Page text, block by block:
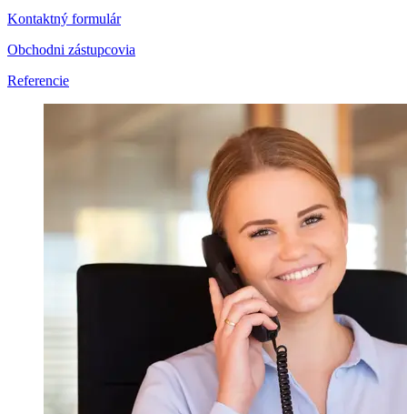
Kontaktný formulár
Obchodni zástupcovia
Referencie